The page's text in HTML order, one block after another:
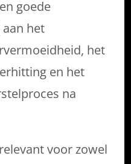
goede
het
het
en het
na
voor zowel